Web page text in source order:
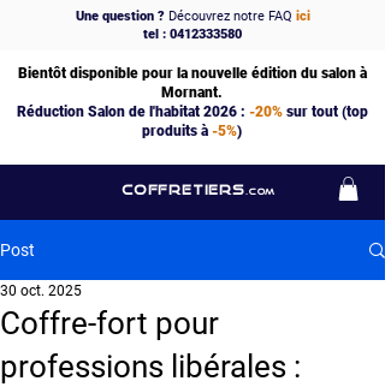
COFFRETIERS .COM
Une question ?Découvrez notre FAQ ici
tel : 0412333580
Bientôt disponible pour la nouvelle édition du salon à
Mornant.
Réduction Salon de l'habitat 2026 : -20%sur tout (top
produits à -5%)
Post
Coffre-fort pour
professions libérales :
30 oct. 2025